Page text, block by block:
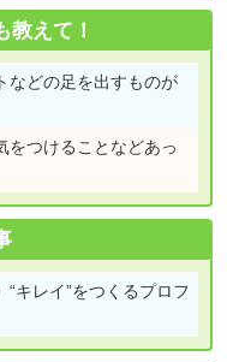
教えて！
などの足を出すものが
をつけることなどあっ
“キレイ”をつくるプロフ